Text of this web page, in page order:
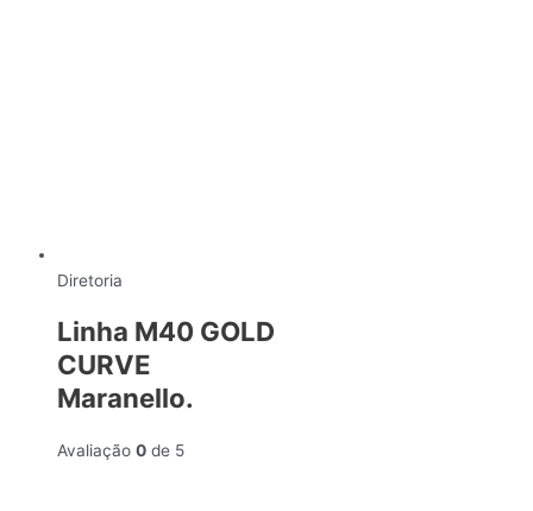
Diretoria
Linha M40 GOLD
CURVE
Maranello.
Avaliação 0 de 5